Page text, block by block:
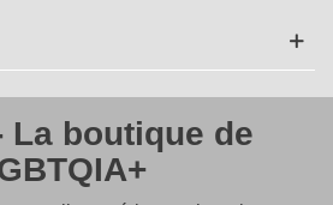
La boutique de